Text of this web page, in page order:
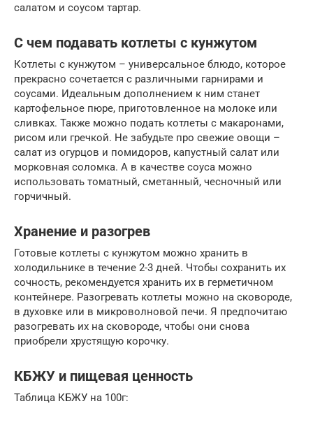
салатом и соусом тартар.
С чем подавать котлеты с кунжутом
Котлеты с кунжутом – универсальное блюдо, которое
прекрасно сочетается с различными гарнирами и
соусами. Идеальным дополнением к ним станет
картофельное пюре, приготовленное на молоке или
сливках. Также можно подать котлеты с макаронами,
рисом или гречкой. Не забудьте про свежие овощи –
салат из огурцов и помидоров, капустный салат или
морковная соломка. А в качестве соуса можно
использовать томатный, сметанный, чесночный или
горчичный.
Хранение и разогрев
Готовые котлеты с кунжутом можно хранить в
холодильнике в течение 2-3 дней. Чтобы сохранить их
сочность, рекомендуется хранить их в герметичном
контейнере. Разогревать котлеты можно на сковороде,
в духовке или в микроволновой печи. Я предпочитаю
разогревать их на сковороде, чтобы они снова
приобрели хрустящую корочку.
КБЖУ и пищевая ценность
Таблица КБЖУ на 100г: